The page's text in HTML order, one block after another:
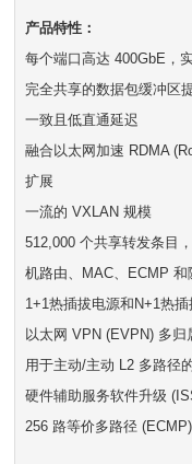
产品特性：
每个端口高达 400GbE，
完全共享的数据包缓冲区
一致且低直通延迟
融合以太网加速 RDMA
扩展
一流的 VXLAN 规模
512,000 个共享转发条目
机路由、MAC、ECMP
1+1热插拔电源和N+1热插
以太网 VPN (EVPN) 多归
用于主动/主动 L2 多路径
硬件辅助服务软件升级
256 路等价多路径